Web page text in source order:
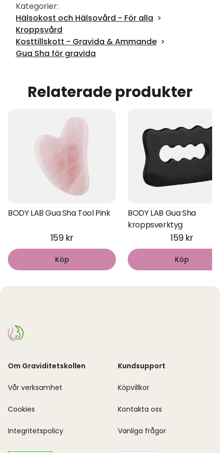
Kategorier:
Hälsokost och Hälsovård - För alla
Kroppsvård
Kosttillskott - Gravida & Ammande
Gua Sha för gravida
Relaterade produkter
BODY LAB Gua Sha Tool Pink
159 kr
Köp
BODY LAB Gua Sha
kroppsverktyg
159 kr
Köp
Om Graviditetskollen
Vår verksamhet
Cookies
Integritetspolicy
Kundsupport
Köpvillkor
Kontakta oss
Vanliga frågor